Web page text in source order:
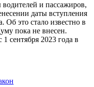
и пассажиров,
даты вступления
Об это стало известно в
пока не внесен.
сентября 2023 года в